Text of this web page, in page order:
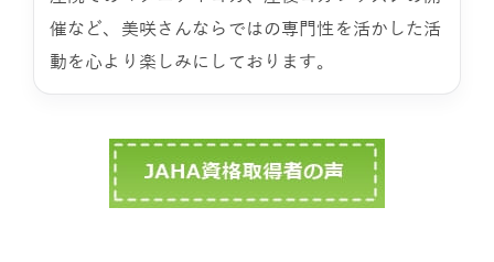
催など、美咲さんならではの専門性を活かした活
動を心より楽しみにしております。